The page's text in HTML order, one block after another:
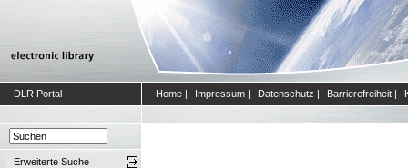
DLR Portal Home | Impressum | Datenschutz | Barrierefreiheit |
Erweiterte Suche